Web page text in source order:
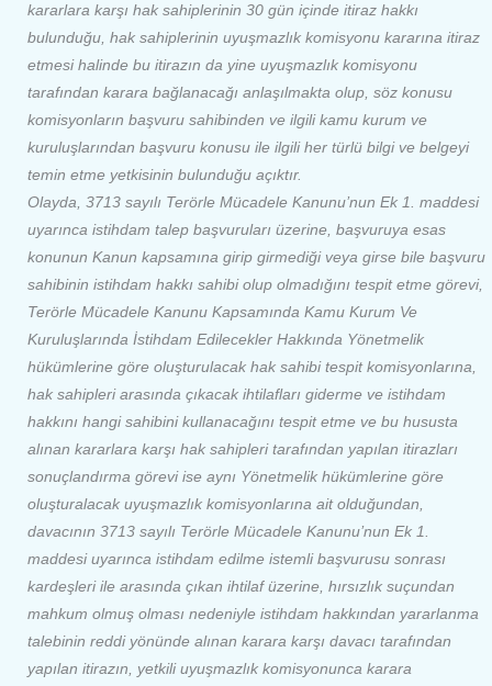
kararlara karşı hak sahiplerinin 30 gün içinde itiraz hakkı
bulunduğu, hak sahiplerinin uyuşmazlık komisyonu kararına itiraz
etmesi halinde bu itirazın da yine uyuşmazlık komisyonu
tarafından karara bağlanacağı anlaşılmakta olup, söz konusu
komisyonların başvuru sahibinden ve ilgili kamu kurum ve
kuruluşlarından başvuru konusu ile ilgili her türlü bilgi ve belgeyi
temin etme yetkisinin bulunduğu açıktır.
Olayda, 3713 sayılı Terörle Mücadele Kanunu’nun Ek 1. maddesi
uyarınca istihdam talep başvuruları üzerine, başvuruya esas
konunun Kanun kapsamına girip girmediği veya girse bile başvuru
sahibinin istihdam hakkı sahibi olup olmadığını tespit etme görevi,
Terörle Mücadele Kanunu Kapsamında Kamu Kurum Ve
Kuruluşlarında İstihdam Edilecekler Hakkında Yönetmelik
hükümlerine göre oluşturulacak hak sahibi tespit komisyonlarına,
hak sahipleri arasında çıkacak ihtilafları giderme ve istihdam
hakkını hangi sahibini kullanacağını tespit etme ve bu hususta
alınan kararlara karşı hak sahipleri tarafından yapılan itirazları
sonuçlandırma görevi ise aynı Yönetmelik hükümlerine göre
oluşturalacak uyuşmazlık komisyonlarına ait olduğundan,
davacının 3713 sayılı Terörle Mücadele Kanunu’nun Ek 1.
maddesi uyarınca istihdam edilme istemli başvurusu sonrası
kardeşleri ile arasında çıkan ihtilaf üzerine, hırsızlık suçundan
mahkum olmuş olması nedeniyle istihdam hakkından yararlanma
talebinin reddi yönünde alınan karara karşı davacı tarafından
yapılan itirazın, yetkili uyuşmazlık komisyonunca karara